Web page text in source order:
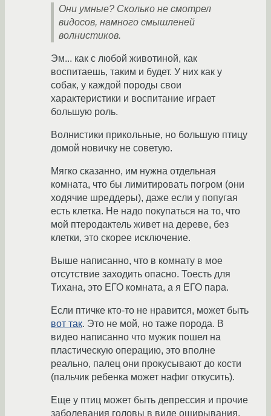
Они умные? Сколько не смотрел
видосов, намного смышленей
волнистиков.
Эм... как с любой животиной, как
воспитаешь, таким и будет. У них как у
собак, у каждой породы свои
характеристики и воспитание играет
большую роль.
Волнистики прикольные, но большую птицу
домой новичку не советую.
Мягко сказанно, им нужна отдельная
комната, что бы лимитировать погром (они
ходячие шреддеры), даже если у попугая
есть клетка. Не надо покупаться на то, что
мой птеродактель живет на дереве, без
клетки, это скорее исключение.
Выше написанно, что в комнату в мое
отсутствие заходить опасно. Тоесть для
Тихана, это ЕГО комната, а я ЕГО пара.
Если птичке кто-то не нравится, может быть
вот так. Это не мой, но таже порода. В
видео написанно что мужик пошел на
пластическую операцию, это вполне
реально, палец они прокусывают до кости
(пальчик ребенка может нафиг откусить).
Еще у птиц может быть депрессия и прочие
заболевания головы в виде ощирывания,